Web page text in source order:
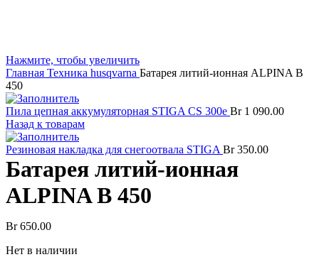
Нажмите, чтобы увеличить
Главная Техника husqvarna Батарея литий-ионная ALPINA B
450
Пила цепная аккумуляторная STIGA CS 300e Br1 090.00
Назад к товарам
Резиновая накладка для снегоотвала STIGA Br350.00
Батарея литий-ионная
ALPINA B 450
Br650.00
Нет в наличии